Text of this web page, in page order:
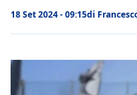
18 Set 2024 - 09:15di